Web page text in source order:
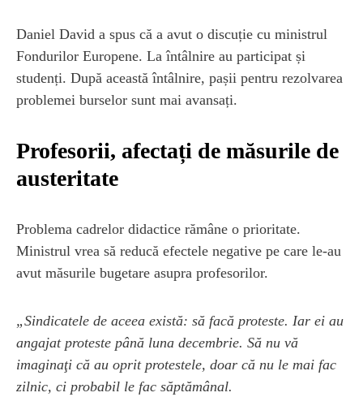
Daniel David a spus că a avut o discuție cu ministrul
Fondurilor Europene. La întâlnire au participat și
studenți. După această întâlnire, pașii pentru rezolvarea
problemei burselor sunt mai avansați.
Profesorii, afectați de măsurile de
austeritate
Problema cadrelor didactice rămâne o prioritate.
Ministrul vrea să reducă efectele negative pe care le-au
avut măsurile bugetare asupra profesorilor.
„Sindicatele de aceea există: să facă proteste. Iar ei au
angajat proteste până luna decembrie. Să nu vă
imaginaţi că au oprit protestele, doar că nu le mai fac
zilnic, ci probabil le fac săptămânal.